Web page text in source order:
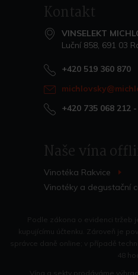
Kontakt
VINSELEKT
Luční 858, 691 03
+420 519 360 870
+420 735 068 212
Naše vína
Vinotéka Rakvice
Vinotéky a degustační
Podle zákona o evidenci tržeb
kupujícímu účtenku. Zároveň je
správce daně online; v případě
48
Vína a sekty prodáváme